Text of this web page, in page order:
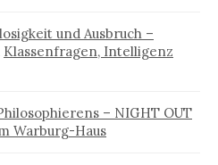
und Ausbruch –
Klassenfragen, Intelligenz
– NIGHT OUT
Warburg-Haus